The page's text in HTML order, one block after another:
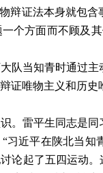
辩证法本身就包
个方面而不顾及
队当知青时通过
证唯物主义和历史
。雷平生同志是
习近平在陕北当
论起了五四运动